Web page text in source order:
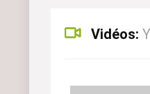
Vidéos: